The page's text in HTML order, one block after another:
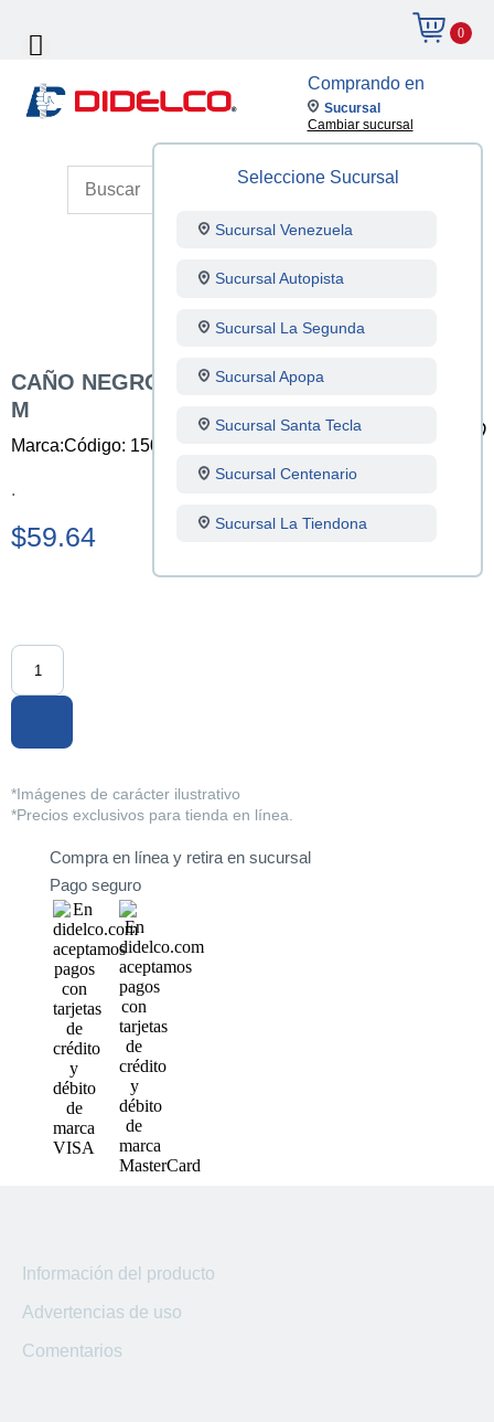
0
Comprando en
Sucursal
Cambiar sucursal
Seleccione Sucursal
Sucursal Venezuela
Sucursal Autopista
Sucursal La Segunda
Sucursal Apopa
Sucursal Santa Tecla
Sucursal Centenario
Sucursal La Tiendona
Sucursal Merliot
Sucursal San Marcos
Sucursal Lourdes
CAÑO NEGRO MEDIANO 2-1/2 PULG X 6
M
Marca:Código: 150003007
.
$59.64
*Imágenes de carácter ilustrativo
*Precios exclusivos para tienda en línea.
Compra en línea y retira en sucursal
Pago seguro
Información del producto
Advertencias de uso
Comentarios